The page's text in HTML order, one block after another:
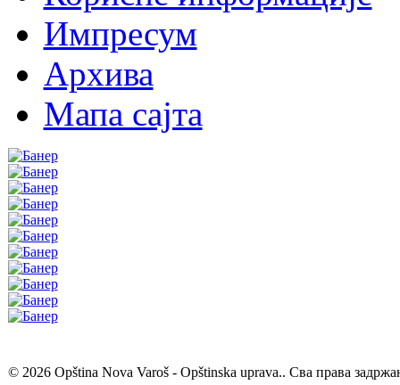
Импресум
Архива
Мапа сајта
© 2026 Opština Nova Varoš - Opštinska uprava.. Сва права